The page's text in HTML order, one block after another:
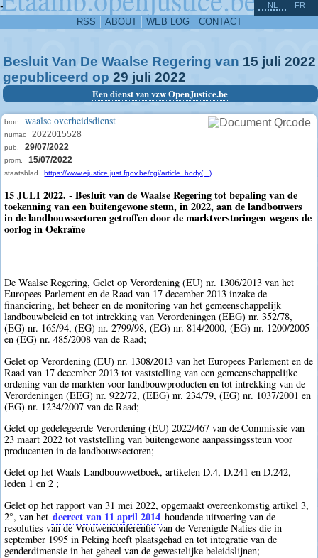
-
RSS ABOUT WEB LOG CONTACT
NL FR
Besluit Van De Waalse Regering van 15 juli 2022
gepubliceerd op 29 juli 2022
Een dienst van vzw OpenJustice.be
bron waalse overheidsdienst
numac 2022015528
pub. 29/07/2022
prom. 15/07/2022
staatsblad https://www.ejustice.just.fgov.be/cgi/article_body(...)
15 JULI 2022. - Besluit van de Waalse Regering tot bepaling van de
toekenning van een buitengewone steun, in 2022, aan de landbouwers
in de landbouwsectoren getroffen door de marktverstoringen wegens de
oorlog in Oekraïne
De Waalse Regering, Gelet op Verordening (EU) nr. 1306/2013 van het
Europees Parlement en de Raad van 17 december 2013 inzake de
financiering, het beheer en de monitoring van het gemeenschappelijk
landbouwbeleid en tot intrekking van Verordeningen (EEG) nr. 352/78,
(EG) nr. 165/94, (EG) nr. 2799/98, (EG) nr. 814/2000, (EG) nr. 1200/2005
en (EG) nr. 485/2008 van de Raad;
Gelet op Verordening (EU) nr. 1308/2013 van het Europees Parlement en de
Raad van 17 december 2013 tot vaststelling van een gemeenschappelijke
ordening van de markten voor landbouwproducten en tot intrekking van de
Verordeningen (EEG) nr. 922/72, (EEG) nr. 234/79, (EG) nr. 1037/2001 en
(EG) nr. 1234/2007 van de Raad;
Gelet op gedelegeerde Verordening (EU) 2022/467 van de Commissie van
23 maart 2022 tot vaststelling van buitengewone aanpassingssteun voor
producenten in de landbouwsectoren;
Gelet op het Waals Landbouwwetboek, artikelen D.4, D.241 en D.242,
leden 1 en 2 ;
Gelet op het rapport van 31 mei 2022, opgemaakt overeenkomstig artikel 3,
2°, van het decreet van 11 april 2014 houdende uitvoering van de
resoluties van de Vrouwenconferentie van de Verenigde Naties die in
september 1995 in Peking heeft plaatsgehad en tot integratie van de
genderdimensie in het geheel van de gewestelijke beleidslijnen;
^